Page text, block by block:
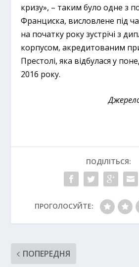
кризу», – таким було одне з
Франциска, висловлене під
на початку року зустрічі з
корпусом, акредитованим
Престолі, яка відбулася у
2016 року.
ПОДІЛІТЬСЯ:
ПРОГОЛОСУЙТЕ:
ПОПЕРЕДНЯ